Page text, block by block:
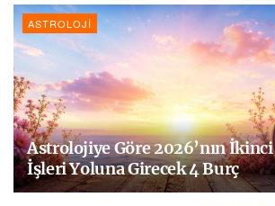
ASTROLOJI
Astrolojiye Göre 2026’nın İkinci
İşleri Yoluna Girecek 4 Burç